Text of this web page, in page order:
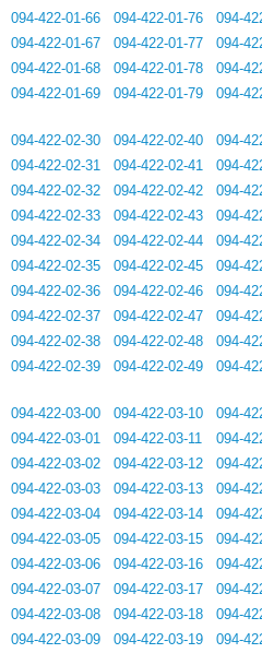
094-422-01-66
094-422-01-67
094-422-01-68
094-422-01-69
094-422-01-76
094-422-01-77
094-422-01-78
094-422-01-79
094-
094-
094-
094-
094-422-02-30
094-422-02-31
094-422-02-32
094-422-02-33
094-422-02-34
094-422-02-35
094-422-02-36
094-422-02-37
094-422-02-38
094-422-02-39
094-422-02-40
094-422-02-41
094-422-02-42
094-422-02-43
094-422-02-44
094-422-02-45
094-422-02-46
094-422-02-47
094-422-02-48
094-422-02-49
094-
094-
094-
094-
094-
094-
094-
094-
094-
094-
094-422-03-00
094-422-03-01
094-422-03-02
094-422-03-03
094-422-03-04
094-422-03-05
094-422-03-06
094-422-03-07
094-422-03-08
094-422-03-09
094-422-03-10
094-422-03-11
094-422-03-12
094-422-03-13
094-422-03-14
094-422-03-15
094-422-03-16
094-422-03-17
094-422-03-18
094-422-03-19
094-
094-
094-
094-
094-
094-
094-
094-
094-
094-